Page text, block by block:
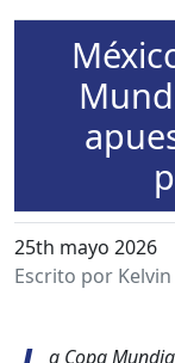
25th mayo 2026
Escrito por
a Copa